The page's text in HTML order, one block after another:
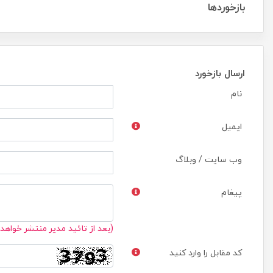
بازخوردها
ارسال بازخورد
نام
ایمیل
وب سایت / وبلاگ
پیغام
(بعد از تائید مدیر منتشر
کد مقابل را وارد کنید